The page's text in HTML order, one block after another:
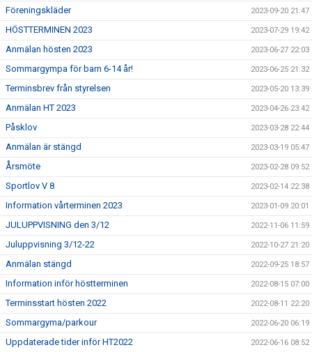
Föreningskläder 2023-09-20 21:47
HÖSTTERMINEN 2023 2023-07-29 19:42
Anmälan hösten 2023 2023-06-27 22:03
Sommargympa för barn 6-14 år! 2023-06-25 21:32
Terminsbrev från styrelsen 2023-05-20 13:39
Anmälan HT 2023 2023-04-26 23:42
Påsklov 2023-03-28 22:44
Anmälan är stängd 2023-03-19 05:47
Årsmöte 2023-02-28 09:52
Sportlov V 8 2023-02-14 22:38
Information vårterminen 2023 2023-01-09 20:01
JULUPPVISNING den 3/12 2022-11-06 11:59
Juluppvisning 3/12-22 2022-10-27 21:20
Anmälan stängd 2022-09-25 18:57
Information inför höstterminen 2022-08-15 07:00
Terminsstart hösten 2022 2022-08-11 22:20
Sommargyma/parkour 2022-06-20 06:19
Uppdaterade tider inför HT2022 2022-06-16 08:52